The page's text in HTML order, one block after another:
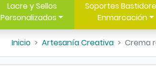
Lacre y Sellos
Personalizados
Soportes
Enmarcación
Inicio Artesanía Creativa Crema